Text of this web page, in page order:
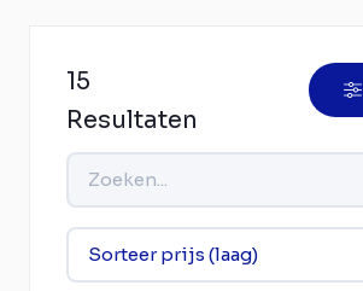
15
Resultaten